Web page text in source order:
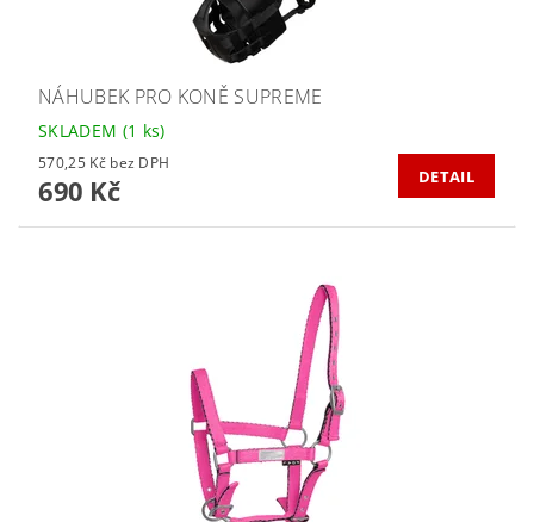
NÁHUBEK PRO KONĚ SUPREME
SKLADEM (1 ks)
570,25 Kč bez DPH
690 Kč DETAIL